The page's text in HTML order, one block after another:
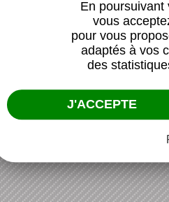
En poursuivant
vous
pour vous
adaptés à vos
des
J'ACCEPTE